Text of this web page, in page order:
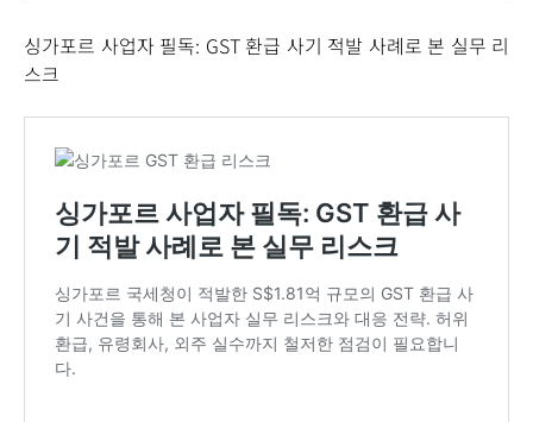
싱가포르 사업자 필독: GST 환급 사기 적발 사례로 본 실무 리
스크